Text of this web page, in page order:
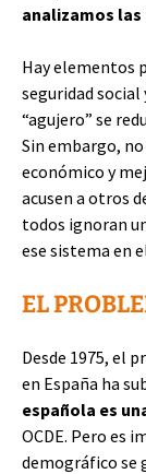
analizamos
Hay elementos
seguridad social
“agujero” se
Sin embargo,
económico y
acusen a otros
todos ignoran
ese sistema en
EL
Desde 1975, el
en España ha
española es
OCDE. Pero es
demográfico se